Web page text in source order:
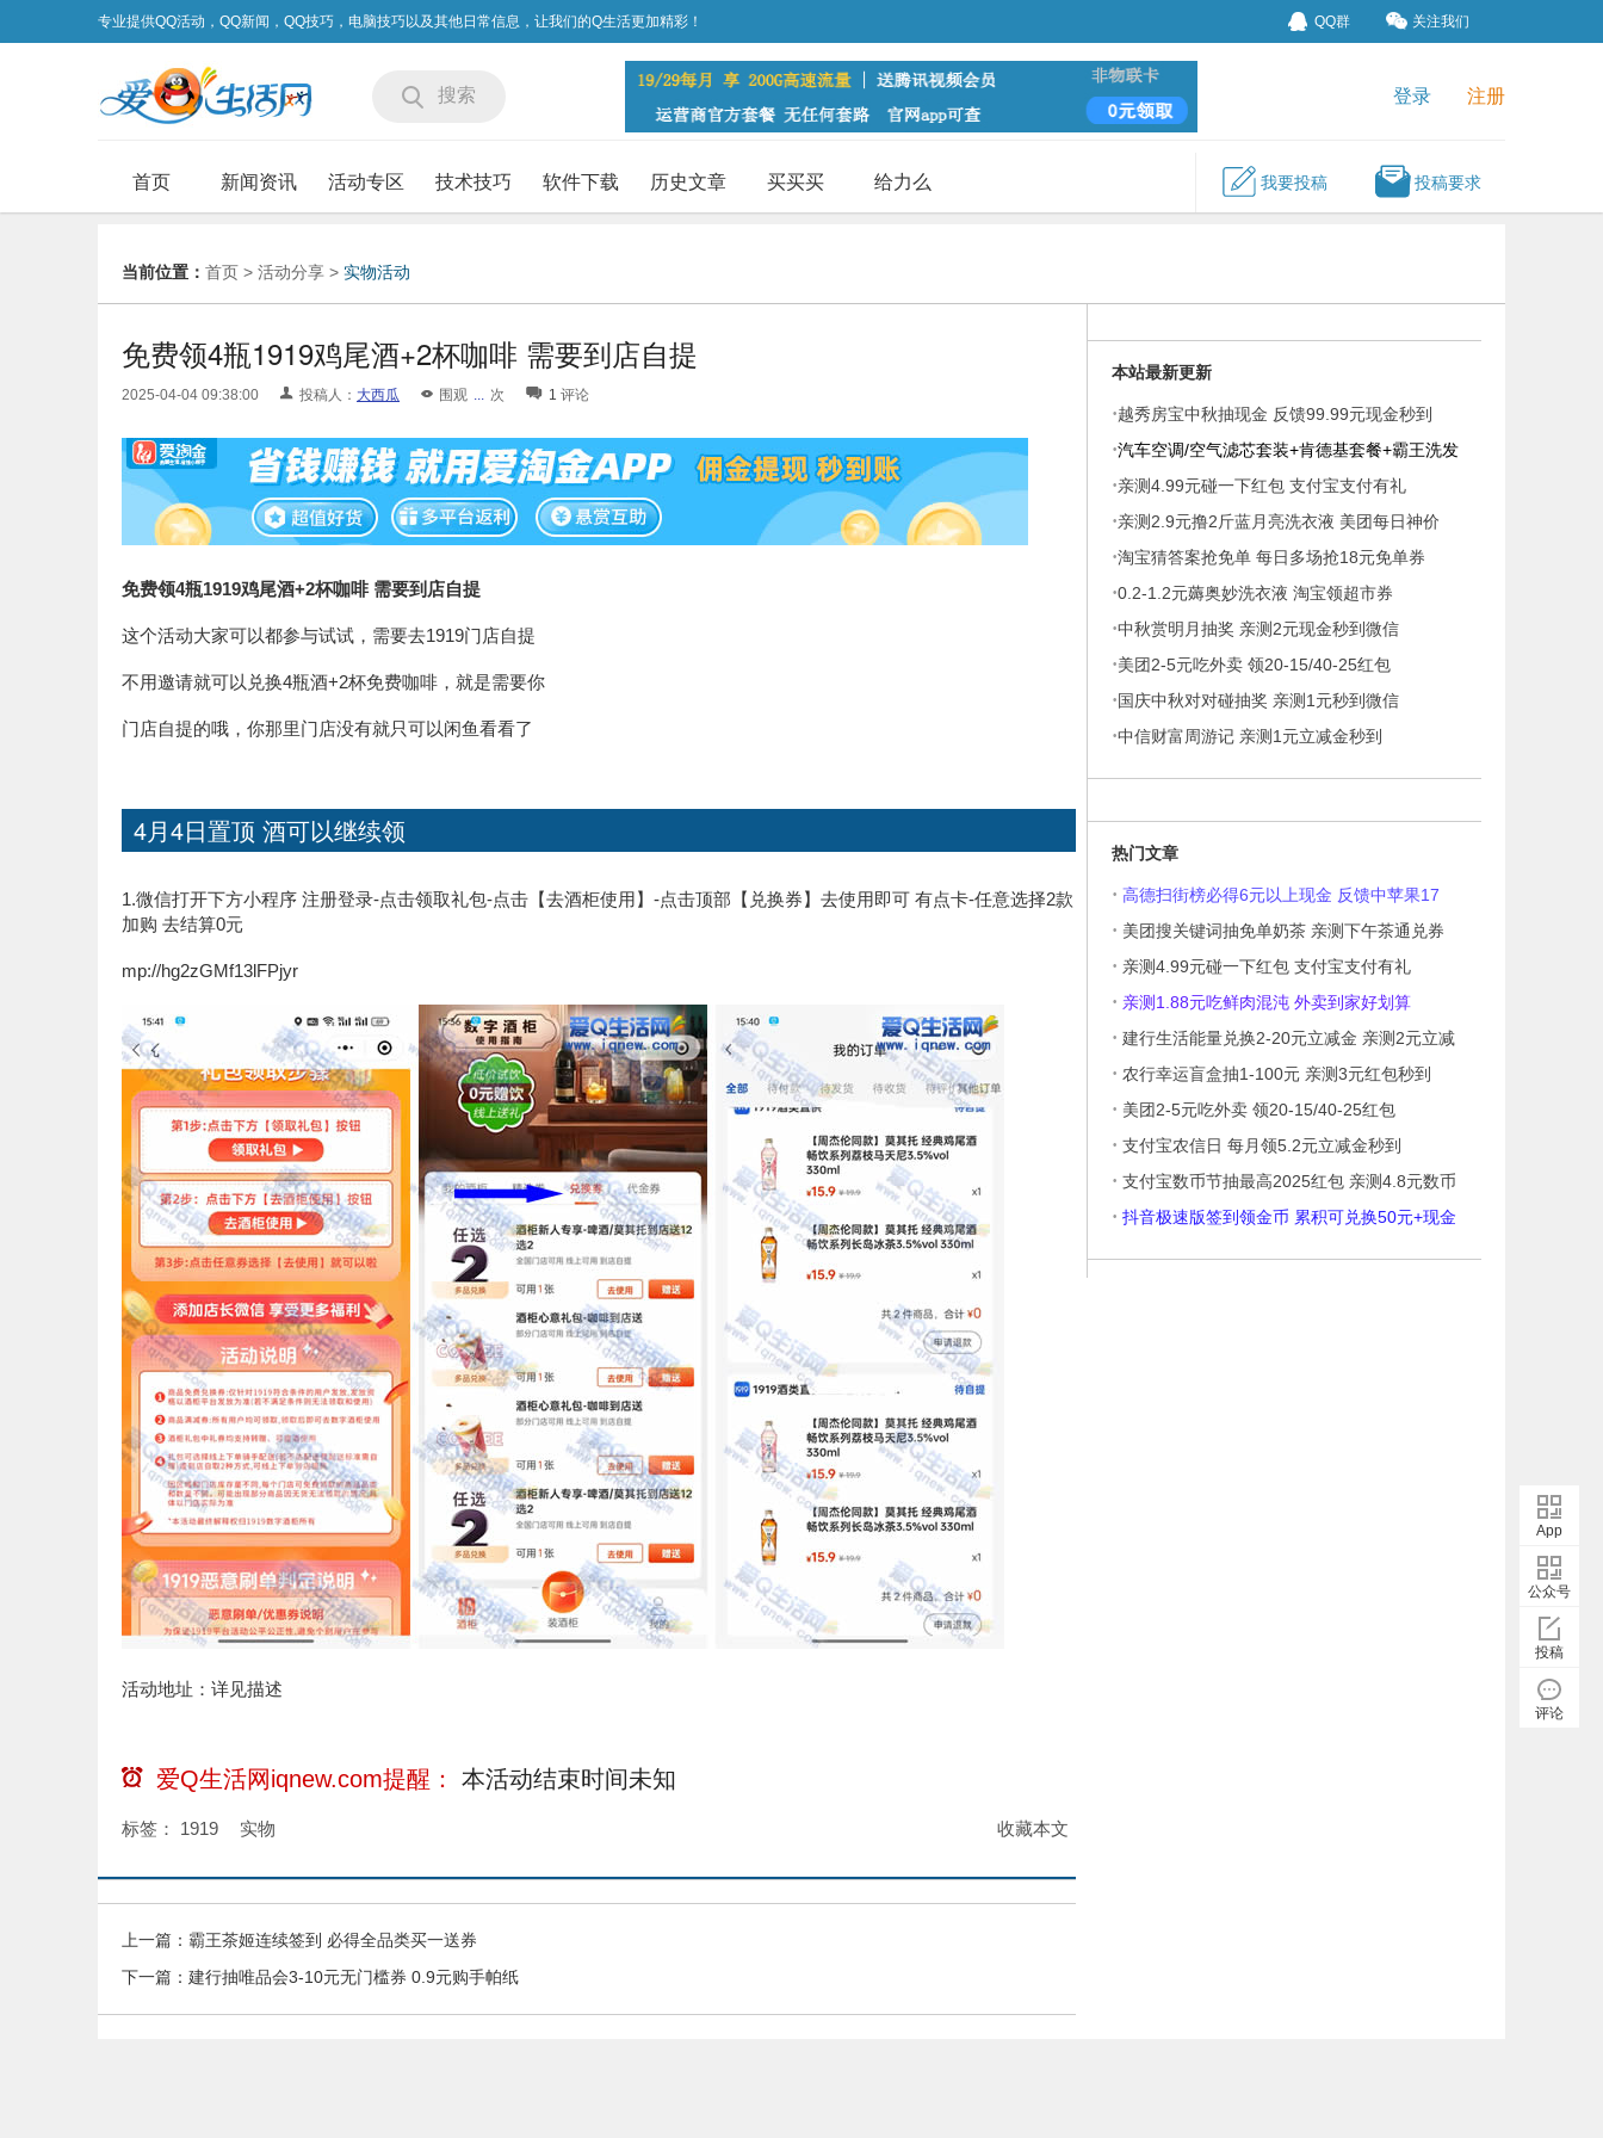
专业提供QQ活动，QQ新闻，QQ技巧，电脑技巧以及其他日常信息，让我们的Q生活更加精彩！ QQ群 关注我们
搜索 登录 注册
首页 新闻资讯 活动专区 技术技巧 软件下载 历史文章 买买买 给力么 我要投稿 投稿要求
当前位置： 首页 > 活动分享 > 实物活动
免费领4瓶1919鸡尾酒+2杯咖啡 需要到店自提
2025-04-04 09:38:00 投稿人： 大西瓜 围观 ... 次 1 评论
免费领4瓶1919鸡尾酒+2杯咖啡 需要到店自提
这个活动大家可以都参与试试，需要去1919门店自提
不用邀请就可以兑换4瓶酒+2杯免费咖啡，就是需要你
门店自提的哦，你那里门店没有就只可以闲鱼看看了
4月4日置顶 酒可以继续领
1.微信打开下方小程序 注册登录-点击领取礼包-点击【去酒柜使用】-点击顶部【兑换券】去使用即可 有点卡-任意选择2款
加购 去结算0元
mp://hg2zGMf13lFPjyr
活动地址：详见描述
爱Q生活网iqnew.com提醒： 本活动结束时间未知
收藏本文
标签： 1919 实物
上一篇： 霸王茶姬连续签到 必得全品类买一送券
下一篇： 建行抽唯品会3-10元无门槛券 0.9元购手帕纸
本站最新更新
·越秀房宝中秋抽现金 反馈99.99元现金秒到
·汽车空调/空气滤芯套装+肯德基套餐+霸王洗发
液
·亲测4.99元碰一下红包 支付宝支付有礼
·亲测2.9元撸2斤蓝月亮洗衣液 美团每日神价
·淘宝猜答案抢免单 每日多场抢18元免单券
·0.2-1.2元薅奥妙洗衣液 淘宝领超市券
·中秋赏明月抽奖 亲测2元现金秒到微信
·美团2-5元吃外卖 领20-15/40-25红包
·国庆中秋对对碰抽奖 亲测1元秒到微信
·中信财富周游记 亲测1元立减金秒到
热门文章
· 高德扫街榜必得6元以上现金 反馈中苹果17
· 美团搜关键词抽免单奶茶 亲测下午茶通兑券
· 亲测4.99元碰一下红包 支付宝支付有礼
· 亲测1.88元吃鲜肉混沌 外卖到家好划算
· 建行生活能量兑换2-20元立减金 亲测2元立减
· 农行幸运盲盒抽1-100元 亲测3元红包秒到
· 美团2-5元吃外卖 领20-15/40-25红包
· 支付宝农信日 每月领5.2元立减金秒到
· 支付宝数币节抽最高2025红包 亲测4.8元数币
· 抖音极速版签到领金币 累积可兑换50元+现金
App
公众号
投稿
评论